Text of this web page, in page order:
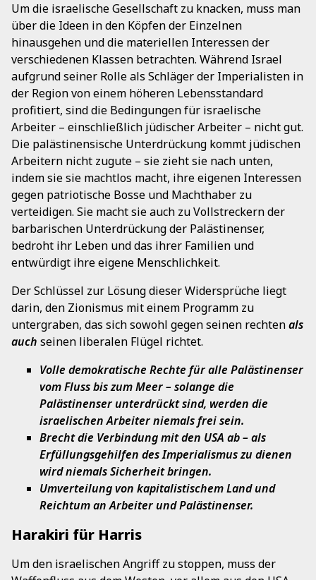
Um die israelische Gesellschaft zu knacken, muss man
über die Ideen in den Köpfen der Einzelnen
hinausgehen und die materiellen Interessen der
verschiedenen Klassen betrachten. Während Israel
aufgrund seiner Rolle als Schläger der Imperialisten in
der Region von einem höheren Lebensstandard
profitiert, sind die Bedingungen für israelische
Arbeiter – einschließlich jüdischer Arbeiter – nicht gut.
Die palästinensische Unterdrückung kommt jüdischen
Arbeitern nicht zugute – sie zieht sie nach unten,
indem sie sie machtlos macht, ihre eigenen Interessen
gegen patriotische Bosse und Machthaber zu
verteidigen. Sie macht sie auch zu Vollstreckern der
barbarischen Unterdrückung der Palästinenser,
bedroht ihr Leben und das ihrer Familien und
entwürdigt ihre eigene Menschlichkeit.
Der Schlüssel zur Lösung dieser Widersprüche liegt
darin, den Zionismus mit einem Programm zu
untergraben, das sich sowohl gegen seinen rechtenals
auch seinen liberalen Flügel richtet.
Volle demokratische Rechte für alle Palästinenser
vom Fluss bis zum Meer – solange die
Palästinenser unterdrückt sind, werden die
israelischen Arbeiter niemals frei sein.
Brecht die Verbindung mit den USA ab – als
Erfüllungsgehilfen des Imperialismus zu dienen
wird niemals Sicherheit bringen.
Umverteilung von kapitalistischem Land und
Reichtum an Arbeiter und Palästinenser.
Harakiri für Harris
Um den israelischen Angriff zu stoppen, muss der